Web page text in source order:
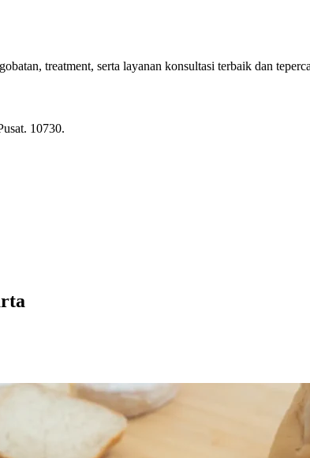
treatment, serta layanan konsultasi terbaik dan
10730.